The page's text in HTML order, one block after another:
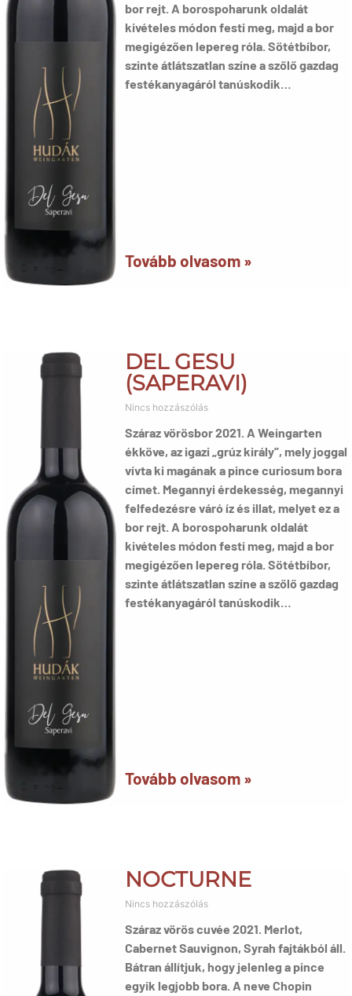
bor rejt. A borospoharunk oldalát
kivételes módon festi meg, majd a bor
megigézően lepereg róla. Sötétbíbor,
szinte átlátszatlan színe a szőlő gazdag
festékanyagáról tanúskodik…
Tovább olvasom »
DEL GESU
(SAPERAVI)
Nincs hozzászólás
Száraz vörösbor 2021. A Weingarten
ékköve, az igazi „grúz király”, mely joggal
vívta ki magának a pince curiosum bora
címet. Megannyi érdekesség, megannyi
felfedezésre váró íz és illat, melyet ez a
bor rejt. A borospoharunk oldalát
kivételes módon festi meg, majd a bor
megigézően lepereg róla. Sötétbíbor,
szinte átlátszatlan színe a szőlő gazdag
festékanyagáról tanúskodik…
Tovább olvasom »
NOCTURNE
Nincs hozzászólás
Száraz vörös cuvée 2021. Merlot,
Cabernet Sauvignon, Syrah fajtákból áll.
Bátran állítjuk, hogy jelenleg a pince
egyik legjobb bora. A neve Chopin